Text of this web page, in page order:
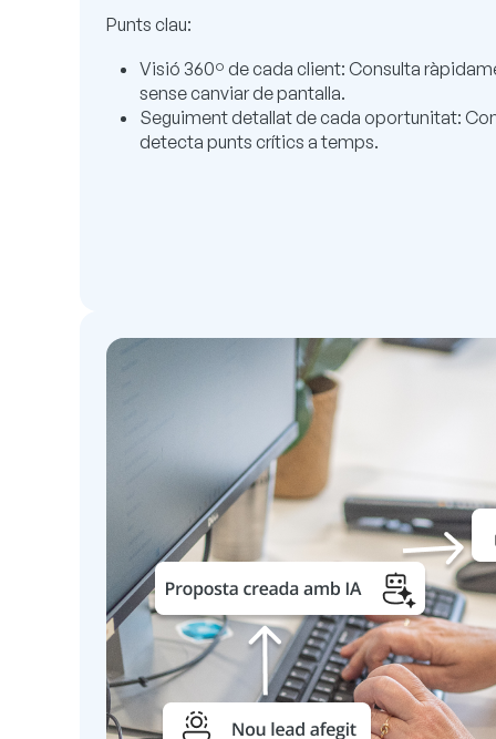
Punts clau:
Visió 360º de cada client: Consulta
sense canviar de pantalla.
Seguiment detallat de cada oportunitat:
detecta punts crítics a temps.